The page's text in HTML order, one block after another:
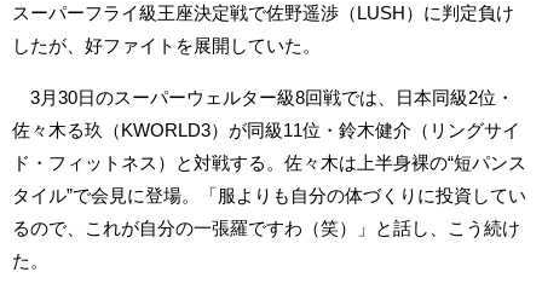
スーパーフライ級王座決定戦で佐野遥渉（LUSH）に判定負け
したが、好ファイトを展開していた。
3月30日のスーパーウェルター級8回戦では、日本同級2位・
佐々木る玖（KWORLD3）が同級11位・鈴木健介（リングサイ
ド・フィットネス）と対戦する。佐々木は上半身裸の“短パンス
タイル”で会見に登場。「服よりも自分の体づくりに投資してい
るので、これが自分の一張羅ですわ（笑）」と話し、こう続け
た。